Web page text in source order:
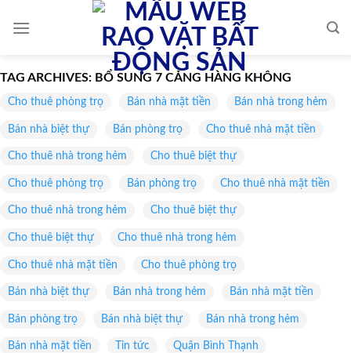
TAG ARCHIVES: BỔ SUNG 7 CẢNG HÀNG KHÔNG
Cho thuê phòng trọ Bán nhà mặt tiền Bán nhà trong hẻm
Bán nhà biệt thự Bán phòng trọ Cho thuê nhà mặt tiền
Cho thuê nhà trong hẻm Cho thuê biệt thự
Cho thuê phòng trọ Bán phòng trọ Cho thuê nhà mặt tiền
Cho thuê nhà trong hẻm Cho thuê biệt thự
Cho thuê biệt thự Cho thuê nhà trong hẻm
Cho thuê nhà mặt tiền Cho thuê phòng trọ
Bán nhà biệt thự Bán nhà trong hẻm Bán nhà mặt tiền
Bán phòng trọ Bán nhà biệt thự Bán nhà trong hẻm
Bán nhà mặt tiền Tin tức Quận Bình Thạnh